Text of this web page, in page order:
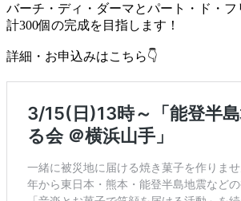
バーチ・ディ・ダーマとパート・ド・フ
計300個の完成を目指します！
詳細・お申込みはこちら👇